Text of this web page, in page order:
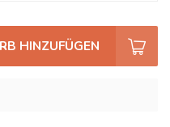
HINZUFÜGEN